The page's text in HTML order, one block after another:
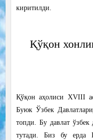
киритилди.
Қўқон
Қўқон аҳолиси XVIII
Буюк Ўзбек
топди. Бу давлат ўзбек
тутади. Биз бу ерда